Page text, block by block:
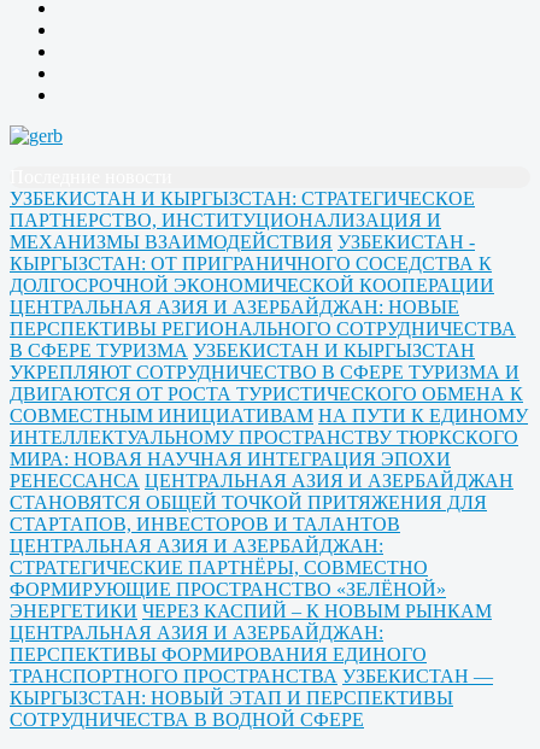
УЗБЕКИСТАН И КЫРГЫЗСТАН: СТРАТЕГИЧЕСКОЕ
ПАРТНЕРСТВО, ИНСТИТУЦИОНАЛИЗАЦИЯ И
МЕХАНИЗМЫ ВЗАИМОДЕЙСТВИЯ УЗБЕКИСТАН -
КЫРГЫЗСТАН: ОТ ПРИГРАНИЧНОГО СОСЕДСТВА К
ДОЛГОСРОЧНОЙ ЭКОНОМИЧЕСКОЙ КООПЕРАЦИИ
ЦЕНТРАЛЬНАЯ АЗИЯ И АЗЕРБАЙДЖАН: НОВЫЕ
ПЕРСПЕКТИВЫ РЕГИОНАЛЬНОГО СОТРУДНИЧЕСТВА
В СФЕРЕ ТУРИЗМА УЗБЕКИСТАН И КЫРГЫЗСТАН
УКРЕПЛЯЮТ СОТРУДНИЧЕСТВО В СФЕРЕ ТУРИЗМА И
ДВИГАЮТСЯ ОТ РОСТА ТУРИСТИЧЕСКОГО ОБМЕНА К
СОВМЕСТНЫМ ИНИЦИАТИВАМ НА ПУТИ К ЕДИНОМУ
ИНТЕЛЛЕКТУАЛЬНОМУ ПРОСТРАНСТВУ ТЮРКСКОГО
МИРА: НОВАЯ НАУЧНАЯ ИНТЕГРАЦИЯ ЭПОХИ
РЕНЕССАНСА ЦЕНТРАЛЬНАЯ АЗИЯ И АЗЕРБАЙДЖАН
СТАНОВЯТСЯ ОБЩЕЙ ТОЧКОЙ ПРИТЯЖЕНИЯ ДЛЯ
СТАРТАПОВ, ИНВЕСТОРОВ И ТАЛАНТОВ
ЦЕНТРАЛЬНАЯ АЗИЯ И АЗЕРБАЙДЖАН:
СТРАТЕГИЧЕСКИЕ ПАРТНЁРЫ, СОВМЕСТНО
ФОРМИРУЮЩИЕ ПРОСТРАНСТВО «ЗЕЛЁНОЙ»
ЭНЕРГЕТИКИ ЧЕРЕЗ КАСПИЙ – К НОВЫМ РЫНКАМ
ЦЕНТРАЛЬНАЯ АЗИЯ И АЗЕРБАЙДЖАН:
ПЕРСПЕКТИВЫ ФОРМИРОВАНИЯ ЕДИНОГО
ТРАНСПОРТНОГО ПРОСТРАНСТВА УЗБЕКИСТАН —
КЫРГЫЗСТАН: НОВЫЙ ЭТАП И ПЕРСПЕКТИВЫ
СОТРУДНИЧЕСТВА В ВОДНОЙ СФЕРЕ